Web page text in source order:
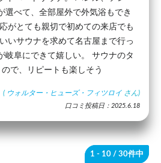
選べて、全部屋外で外気浴もでき
がとても親切で初めての来店でも
いサウナを求めて名古屋まで行っ
岐阜にできて嬉しい。 サウナのタ
で、リピートも楽しそう
( ウォルター・ヒューズ・フィツロイ さん)
口コミ投稿日：2025.6.18
1 - 10 / 30件中